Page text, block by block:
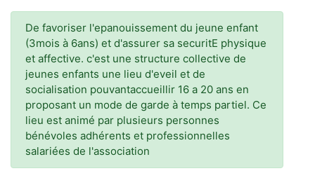
De favoriser l'epanouissement du jeune enfant
(3mois à 6ans) et d'assurer sa securitE physique
et affective. c'est une structure collective de
jeunes enfants une lieu d'eveil et de
socialisation pouvantaccueillir 16 a 20 ans en
proposant un mode de garde à temps partiel. Ce
lieu est animé par plusieurs personnes
bénévoles adhérents et professionnelles
salariées de l'association